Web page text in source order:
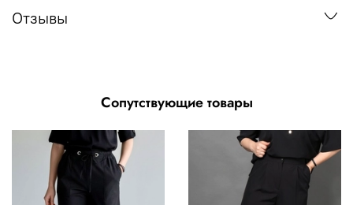
Отзывы
Сопутствующие товары